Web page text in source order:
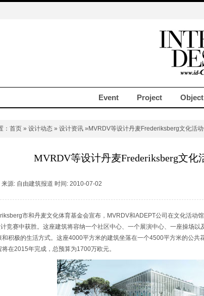
Event Project Object
： 首页 » 设计动态 » 设计资讯 »MVRDV等设计丹麦Frederiksberg文化活
MVRDV等设计丹麦Frederiksberg文化
源: 自由建筑报道 时间: 2010-07-02
市和丹麦文化体育基金会宣布，MVRDV和ADEPT公司在文化活动
竞赛中获胜。这座建筑将容纳一个社区中心、一个展演中心、一座操场以
积极的生活方式。这座4000平方米的建筑坐落在一个4500平方米的公共
在2015年完成，总预算为1700万欧元。